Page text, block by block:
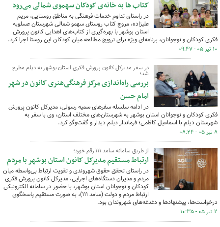
کتاب ها به خانه‌ی کودکان سهموی شمالی می‌رود
در راستای تداوم خدمات فرهنگی به مناطق روستایی، مریم
علیزاده، مروج کتاب روستای سهمو شمالی شهرستان عسلویه
استان بوشهر با بهره‌گیری از کتاب‌های اهدایی کانون پرورش
فکری کودکان و نوجوانان، برنامه‌ای ویژه برای ترویج مطالعه میان کودکان این روستا اجرا کرد.
۱۰ تیر ۰۵ - ۰۹:۴۷
در سفر مدیرکل کانون پرورش فکری استان بوشهر به دیلم مطرح
شد؛
بررسی راه‌اندازی مرکز فرهنگی‌هنری کانون در شهر
امام حسن
در ادامه سلسله سفرهای سمیه رسولی، مدیرکل کانون پرورش
فکری کودکان و نوجوانان استان بوشهر به شهرستان‌های مختلف استان، وی با سفر به
شهرستان دیلم با اسماعیل کاظمی؛ فرماندار دیلم دیدار و گفت‌وگو کرد.
۸ تیر ۰۵ - ۰۸:۲۴
از طریق سامانه سامد ۱۱۱ رقم خورد؛
ارتباط مستقیم مدیرکل کانون استان بوشهر با مردم
در راستای تحقق حقوق شهروندی و تقویت ارتباط بی‌واسطه میان
مردم و مدیران دستگاه‌های اجرایی، مدیرکل کانون پرورش فکری
کودکان و نوجوانان استان بوشهر، با حضور در سامانه الکترونیکی
ارتباط مردم و دولت (سامد ۱۱۱)، به صورت مستقیم پاسخگوی
درخواست‌ها، پیشنهادها و دغدغه‌های شهروندان بود.
۲ تیر ۰۵ - ۱۰:۳۵